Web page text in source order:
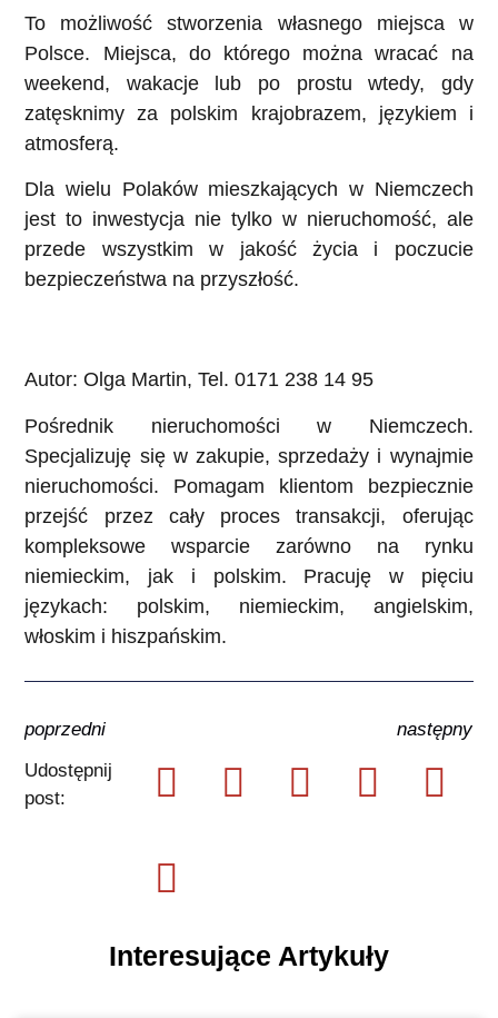
To możliwość stworzenia własnego miejsca w
Polsce. Miejsca, do którego można wracać na
weekend, wakacje lub po prostu wtedy, gdy
zatęsknimy za polskim krajobrazem, językiem i
atmosferą.
Dla wielu Polaków mieszkających w Niemczech
jest to inwestycja nie tylko w nieruchomość, ale
przede wszystkim w jakość życia i poczucie
bezpieczeństwa na przyszłość.
Autor: Olga Martin, Tel. 0171 238 14 95
Pośrednik nieruchomości w Niemczech.
Specjalizuję się w zakupie, sprzedaży i wynajmie
nieruchomości. Pomagam klientom bezpiecznie
przejść przez cały proces transakcji, oferując
kompleksowe wsparcie zarówno na rynku
niemieckim, jak i polskim. Pracuję w pięciu
językach: polskim, niemieckim, angielskim,
włoskim i hiszpańskim.
poprzedni
następny
Udostępnij
post:
Interesujące Artykuły